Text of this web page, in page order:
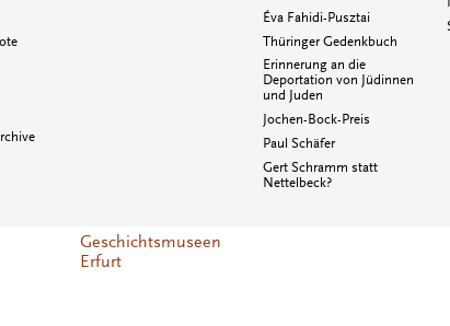
Éva Fahidi-Pusztai
Thüringer Gedenkbuch
Erinnerung an die
Deportation von Jüdinnen
und Juden
Jochen-Bock-Preis
Paul Schäfer
Gert Schramm statt
Nettelbeck?
Geschichtsmuseen
Erfurt